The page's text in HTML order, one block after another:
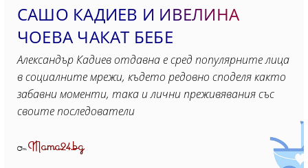
САШО КАДИЕВ И ИВЕЛИНА
ЧОЕВА ЧАКАТ БЕБЕ
Александър Кадиев отдавна е сред популярните лица
в социалните мрежи, където редовно споделя както
забавни моменти, така и лични преживявания със
своите последователи
ОтMama24.bg